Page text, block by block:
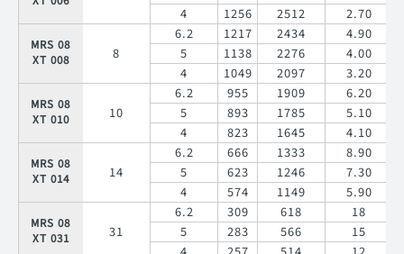
4
1256 2512 2.70
MRS 08
XT 008
8
6.2 1217 2434
4.90
5
1138 2276
4.00
4
1049 2097 3.20
MRS 08
XT 010
10
6.2 955 1909
6.20
5
893 1785
5.10
4
823 1645 4.10
MRS 08
XT 014
14
6.2 666 1333
8.90
5
623 1246
7.30
4
574 1149 5.90
MRS 08
XT 031
31
6.2 309 618
18
5
283 566
15